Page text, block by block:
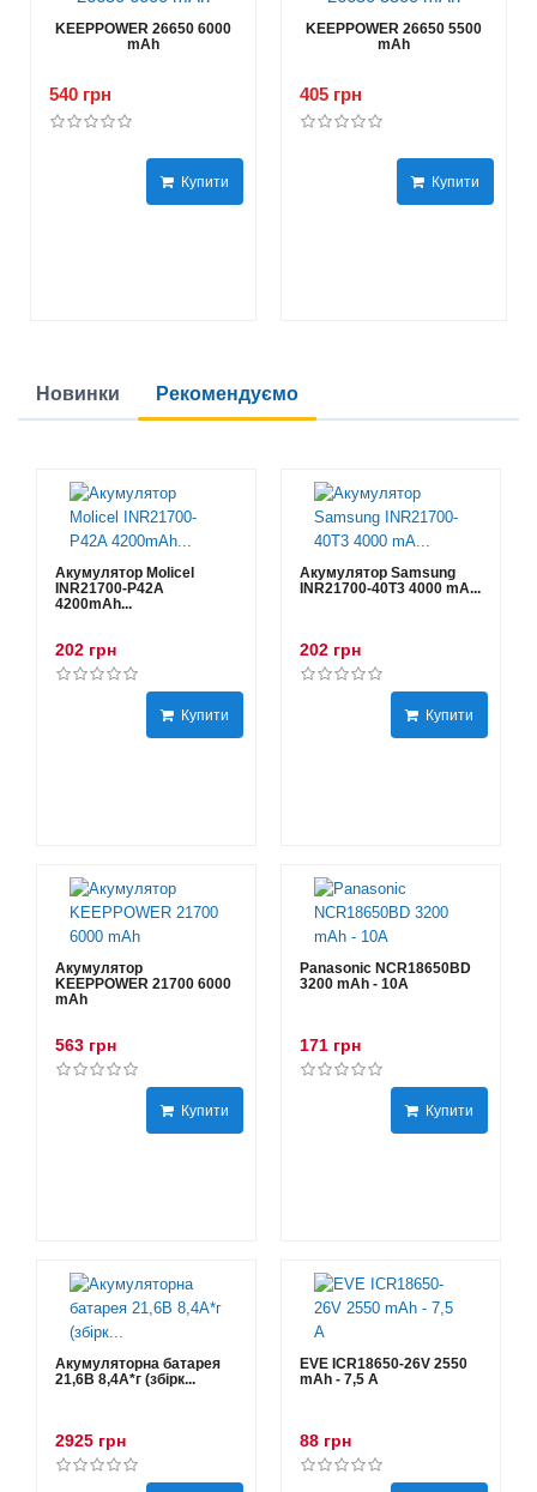
KEEPPOWER 26650 6000
mAh
540 грн
Купити
KEEPPOWER 26650 5500
mAh
405 грн
Купити
Новинки Рекомендуємо
Акумулятор Molicel
INR21700-P42A
4200mAh...
202 грн
Купити
Акумулятор Samsung
INR21700-40T3 4000 mA...
202 грн
Купити
Акумулятор
KEEPPOWER 21700 6000
mAh
563 грн
Купити
Panasonic NCR18650BD
3200 mAh - 10А
171 грн
Купити
Акумуляторна батарея
21,6В 8,4A*г (збірк...
2925 грн
EVE ICR18650-26V 2550
mAh - 7,5 А
88 грн